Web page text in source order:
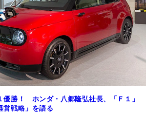
優勝！ ホンダ・八郷隆弘社長、「Ｆ１」
営戦略」を語る